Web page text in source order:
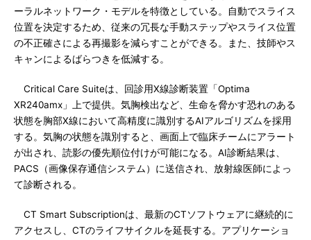
ーラルネットワーク・モデルを特徴としている。自動でスライス
位置を決定するため、従来の冗長な手動ステップやスライス位置
の不正確さによる再撮影を減らすことができる。また、技師やス
キャンによるばらつきを低減する。
Critical Care Suiteは、回診用X線診断装置「Optima
XR240amx」上で提供。気胸検出など、生命を脅かす恐れのある
状態を胸部X線において高精度に識別するAIアルゴリズムを採用
する。気胸の状態を識別すると、画面上で臨床チームにアラート
が出され、読影の優先順位付けが可能になる。AI診断結果は、
PACS（画像保存通信システム）に送信され、放射線医師によっ
て診断される。
CT Smart Subscriptionは、最新のCTソフトウェアに継続的に
アクセスし、CTのライフサイクルを延長する。アプリケーショ